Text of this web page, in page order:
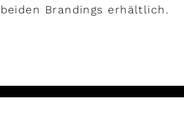
Brandings erhältlich.